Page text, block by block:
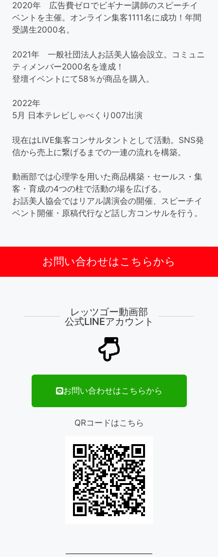
2020年 広告費ゼロでビギナー講師のスピーチイ
ベントを主催。オンライン集客1111名に成功！年間
受講生2000名。
2021年 一般社団法人お話美人協会設立。コミュニ
ティメンバー2000名を達成！
登壇イベントにて58％が商品を購入。
2022年
5月 日本テレビしゃべくり007出演
現在はLIVE集客コンサルタントとして活動。SNS発
信から売上に繋げるまでの一連の流れを構築。
動画部では心理学を用いた商品構築・セールス・集
客・育成の4つの柱で活動の場を広げる。
お話美人協会ではリアル講演会の開催、スピーチイ
ベント開催・原稿代行など話し方コンサルを行う。
お問い合わせはこちらから
レッツゴー動画部
公式LINEアカウント
お問い合わせはこちらから
QRコードはこちら